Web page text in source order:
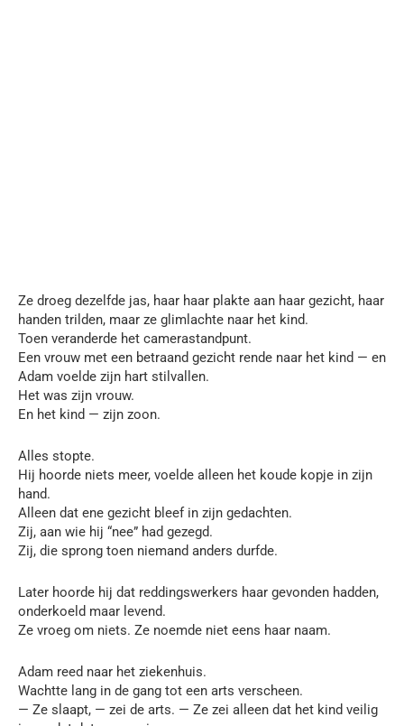
Ze droeg dezelfde jas, haar haar plakte aan haar gezicht, haar
handen trilden, maar ze glimlachte naar het kind.
Toen veranderde het camerastandpunt.
Een vrouw met een betraand gezicht rende naar het kind — en
Adam voelde zijn hart stilvallen.
Het was zijn vrouw.
En het kind — zijn zoon.
Alles stopte.
Hij hoorde niets meer, voelde alleen het koude kopje in zijn
hand.
Alleen dat ene gezicht bleef in zijn gedachten.
Zij, aan wie hij “nee” had gezegd.
Zij, die sprong toen niemand anders durfde.
Later hoorde hij dat reddingswerkers haar gevonden hadden,
onderkoeld maar levend.
Ze vroeg om niets. Ze noemde niet eens haar naam.
Adam reed naar het ziekenhuis.
Wachtte lang in de gang tot een arts verscheen.
— Ze slaapt, — zei de arts. — Ze zei alleen dat het kind veilig